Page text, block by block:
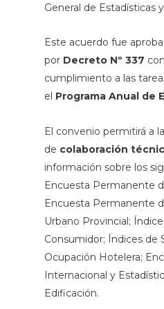
General de Estadísticas
Este acuerdo fue
por Decreto Nº 337
cumplimiento a las
el Programa Anual de
El convenio permitirá a
de colaboración
información sobre los
Encuesta Permanente
Encuesta Permanente
Urbano Provincial;
Consumidor; Índices de
Ocupación Hotelera;
Internacional y
Edificación.